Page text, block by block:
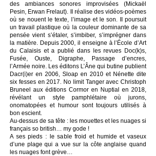
des ambiances sonores improvisées (Mickaël
Pesin, Erwan Frelaut). Il réalise des vidéos-poèmes
où se nouent le texte, l’image et le son. Il poursuit
un travail plastique où la couleur dominante de sa
pensée vient s’étaler, s’imbiber, s’imprégner dans
la matière. Depuis 2000, il enseigne à l’École d’Art
du Calaisis et a publié dans les revues Doc(k)s,
Fusée, Ouste, Digraphe, Passage d’encres,
l’Armée noire. Les éditons L’Âne qui butine publient
Dacr(i)er en 2006, Sloap en 2010 et Nénette dite
six fesses en 2017. No limit Tanger avec Christoph
Bruneel aux éditions Cormor en Nuptial en 2018,
révélant un style pamphlétaire où jurons,
onomatopées et humour sont toujours utilisés à
bon escient.
Au-dessus de sa tête : les mouettes et les nuages si
français so british… my gode !
A ses pieds : le sable froid et humide et vaseux
d’une plage qui a vue sur la côte anglaise quand
les nuages font grève…